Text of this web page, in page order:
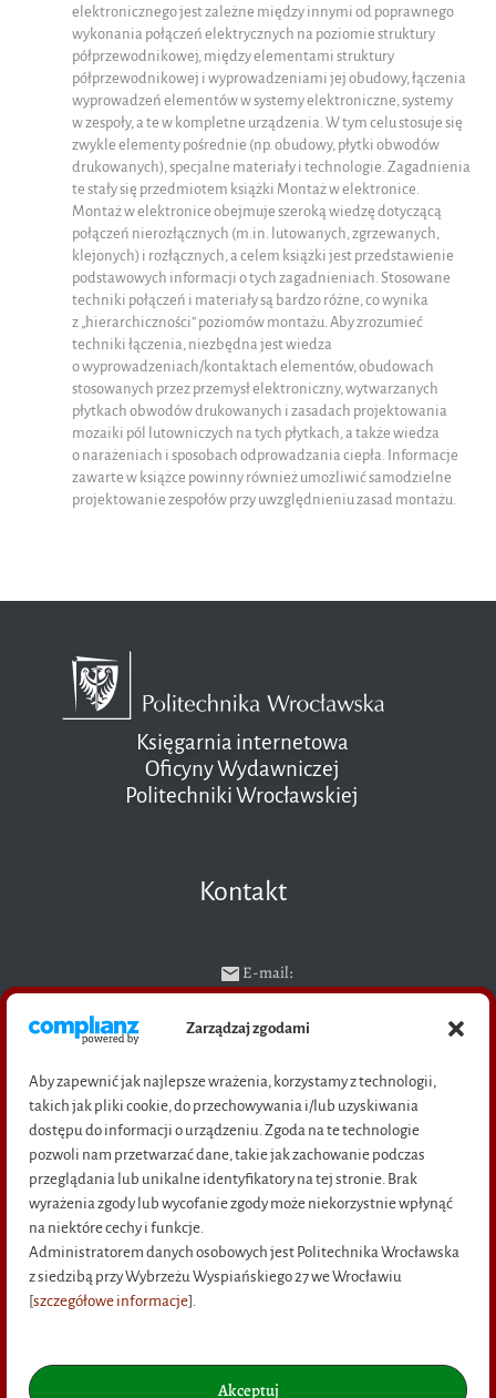
Zarządzaj zgodami
Aby zapewnić jak najlepsze wrażenia, korzystamy z technologii,
takich jak pliki cookie, do przechowywania i/lub uzyskiwania
dostępu do informacji o urządzeniu. Zgoda na te technologie
pozwoli nam przetwarzać dane, takie jak zachowanie podczas
przeglądania lub unikalne identyfikatory na tej stronie. Brak
wyrażenia zgody lub wycofanie zgody może niekorzystnie wpłynąć
na niektóre cechy i funkcje.
Administratorem danych osobowych jest Politechnika Wrocławska
z siedzibą przy Wybrzeżu Wyspiańskiego 27 we Wrocławiu
[szczegółowe informacje].
Akceptuj
elektronicznego jest zależne między innymi od poprawnego
wykonania połączeń elektrycznych na poziomie struktury
półprzewodnikowej, między elementami struktury
półprzewodnikowej i wyprowadzeniami jej obudowy, łączenia
wyprowadzeń elementów w systemy elektroniczne, systemy
w zespoły, a te w kompletne urządzenia. W tym celu stosuje się
zwykle elementy pośrednie (np. obudowy, płytki obwodów
drukowanych), specjalne materiały i technologie. Zagadnienia
te stały się przedmiotem książki Montaż w elektronice.
Montaż w elektronice obejmuje szeroką wiedzę dotyczącą
połączeń nierozłącznych (m.in. lutowanych, zgrzewanych,
klejonych) i rozłącznych, a celem książki jest przedstawienie
podstawowych informacji o tych zagadnieniach. Stosowane
techniki połączeń i materiały są bardzo różne, co wynika
z „hierarchiczności” poziomów montażu. Aby zrozumieć
techniki łączenia, niezbędna jest wiedza
o wyprowadzeniach/kontaktach elementów, obudowach
stosowanych przez przemysł elektroniczny, wytwarzanych
płytkach obwodów drukowanych i zasadach projektowania
mozaiki pól lutowniczych na tych płytkach, a także wiedza
o narażeniach i sposobach odprowadzania ciepła. Informacje
zawarte w książce powinny również umożliwić samodzielne
projektowanie zespołów przy uwzględnieniu zasad montażu.
Księgarnia internetowa
Oficyny Wydawniczej
Politechniki Wrocławskiej
Kontakt
E-mail:
ksiegarnia@pwr.edu.pl
Telefon:
71 328 29 94 (sprzedaż książek)
Adres: pl. Grunwaldzki 11,
50-377 Wrocław
(bud D-21, wejście C, pok. M-16)
Na skróty